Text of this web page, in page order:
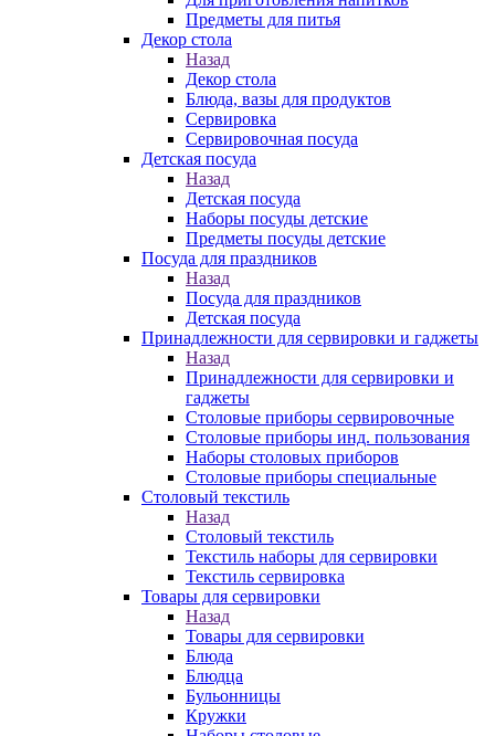
Предметы для питья
Декор стола
Назад
Декор стола
Блюда, вазы для продуктов
Сервировка
Сервировочная посуда
Детская посуда
Назад
Детская посуда
Наборы посуды детские
Предметы посуды детские
Посуда для праздников
Назад
Посуда для праздников
Детская посуда
Принадлежности для сервировки и гаджеты
Назад
Принадлежности для сервировки и
гаджеты
Столовые приборы сервировочные
Столовые приборы инд. пользования
Наборы столовых приборов
Столовые приборы специальные
Столовый текстиль
Назад
Столовый текстиль
Текстиль наборы для сервировки
Текстиль сервировка
Товары для сервировки
Назад
Товары для сервировки
Блюда
Блюдца
Бульонницы
Кружки